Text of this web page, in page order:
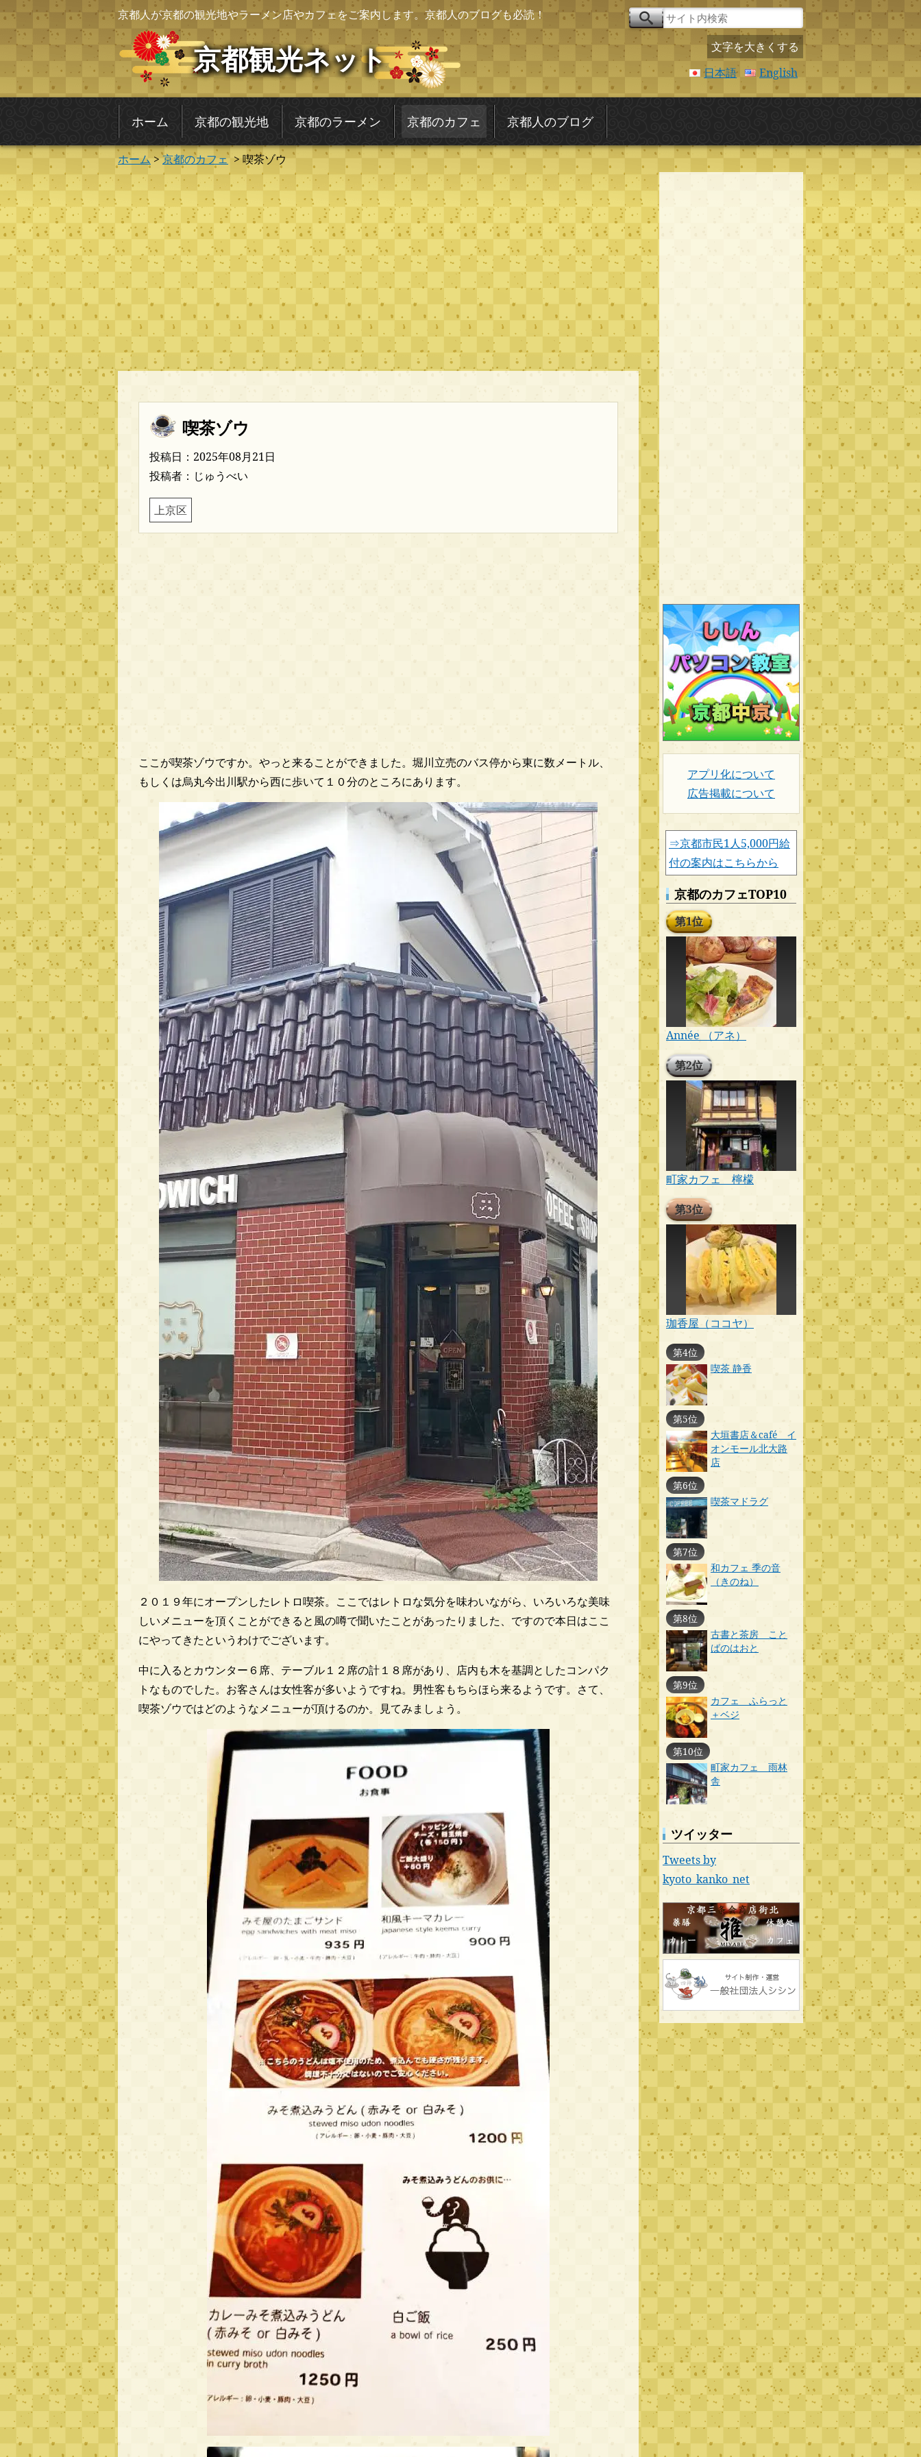
京都人が京都の観光地やラーメン店やカフェをご案内します。京都人のブログも必読！
京都観光ネット
文字を大きくする
日本語
English
ホーム 京都の観光地 京都のラーメン 京都のカフェ 京都人のブログ
ホーム >京都のカフェ> 喫茶ゾウ
喫茶ゾウ
投稿日：2025年08月21日
投稿者：じゅうべい
上京区
ここが喫茶ゾウですか。やっと来ることができました。堀川立売のバス停から東に数メートル、
もしくは烏丸今出川駅から西に歩いて１０分のところにあります。
２０１９年にオープンしたレトロ喫茶。ここではレトロな気分を味わいながら、いろいろな美味
しいメニューを頂くことができると風の噂で聞いたことがあったりました、ですので本日はここ
にやってきたというわけでございます。
中に入るとカウンター６席、テーブル１２席の計１８席があり、店内も木を基調としたコンパク
トなものでした。お客さんは女性客が多いようですね。男性客もちらほら来るようです。さて、
喫茶ゾウではどのようなメニューが頂けるのか。見てみましょう。
アプリ化について
広告掲載について
⇒京都市民1人5,000円給
付の案内はこちらから
京都のカフェTOP10
第1位
Année （アネ）
第2位
町家カフェ 檸檬
第3位
珈香屋（ココヤ）
第4位
喫茶 静香
第5位
大垣書店＆café イ
オンモール北大路
店
第6位
喫茶マドラグ
第7位
和カフェ 季の音
（きのね）
第8位
古書と茶房 こと
ばのはおと
第9位
カフェ ふらっと
＋ベジ
第10位
町家カフェ 雨林
舎
ツイッター
Tweets by
kyoto_kanko_net